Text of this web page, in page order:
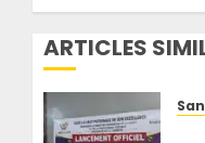
ARTICLES